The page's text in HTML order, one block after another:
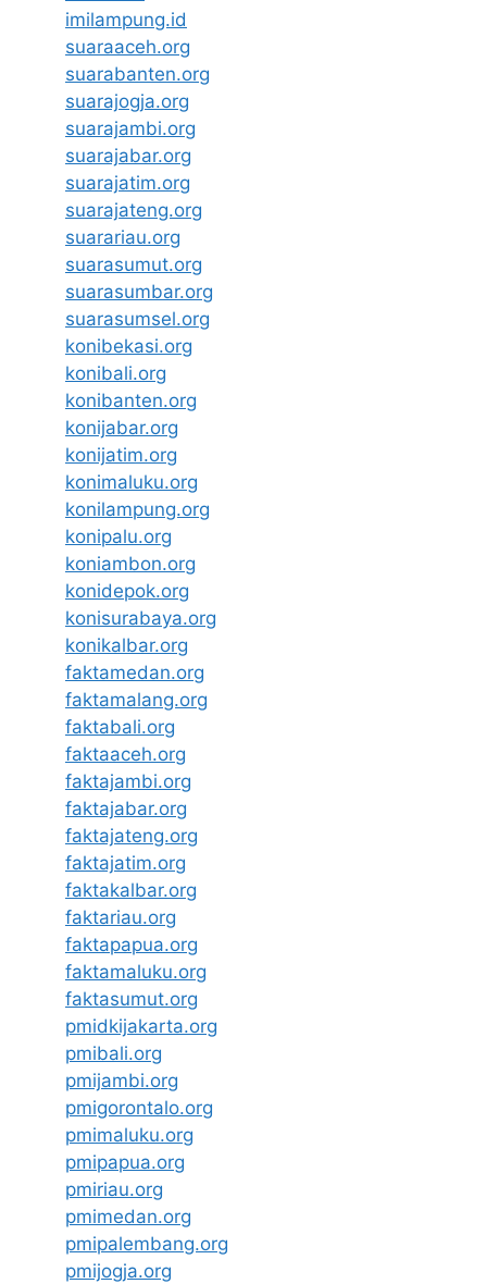
imilampung.id
suaraaceh.org
suarabanten.org
suarajogja.org
suarajambi.org
suarajabar.org
suarajatim.org
suarajateng.org
suarariau.org
suarasumut.org
suarasumbar.org
suarasumsel.org
konibekasi.org
konibali.org
konibanten.org
konijabar.org
konijatim.org
konimaluku.org
konilampung.org
konipalu.org
koniambon.org
konidepok.org
konisurabaya.org
konikalbar.org
faktamedan.org
faktamalang.org
faktabali.org
faktaaceh.org
faktajambi.org
faktajabar.org
faktajateng.org
faktajatim.org
faktakalbar.org
faktariau.org
faktapapua.org
faktamaluku.org
faktasumut.org
pmidkijakarta.org
pmibali.org
pmijambi.org
pmigorontalo.org
pmimaluku.org
pmipapua.org
pmiriau.org
pmimedan.org
pmipalembang.org
pmijogja.org